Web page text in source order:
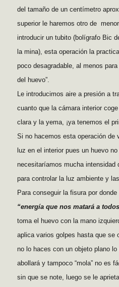
del tamaño de un centímetro
superior le haremos otro de
introducir un tubito (bolígrafo Bic
la mina), esta operación la
poco desagradable, al menos
del huevo”.
Le introducimos aire a presión a
cuanto que la cámara interior
clara y la yema, ¡ya tenemos el
Si no hacemos esta operación de
luz en el interior pues un huevo
necesitaríamos mucha intensidad
para controlar la luz ambiente y
Para conseguir la fisura por
“energía que nos matará a
toma el huevo con la mano
aplica varios golpes hasta que se
no lo haces con un objeto plano
abollará y tampoco “mola” no es
sin que se note, luego se le